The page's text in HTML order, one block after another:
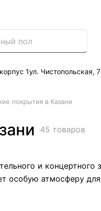
1ул. Чистопольская,
покрытия в Казани
45 товаров
и
атмосферу